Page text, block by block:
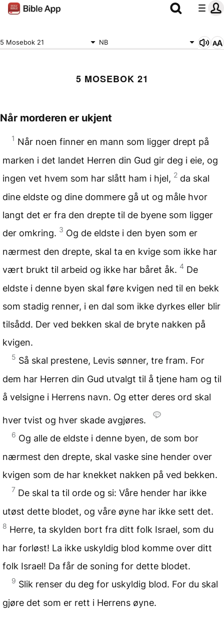
5 Mosebok 21 NB
5 MOSEBOK 21
Når morderen er ukjent
1 Når noen finner en mann som ligger drept på
marken i det landet Herren din Gud gir deg i eie, og
ingen vet hvem som har slått ham i hjel, 2 da skal
dine eldste og dine dommere gå ut og måle hvor
langt det er fra den drepte til de byene som ligger
der omkring. 3 Og de eldste i den byen som er
nærmest den drepte, skal ta en kvige som ikke har
vært brukt til arbeid og ikke har båret åk. 4 De
eldste i denne byen skal føre kvigen ned til en bekk
som stadig renner, i en dal som ikke dyrkes eller blir
tilsådd. Der ved bekken skal de bryte nakken på
kvigen.
5 Så skal prestene, Levis sønner, tre fram. For
dem har Herren din Gud utvalgt til å tjene ham og til
å velsigne i Herrens navn. Og etter deres ord skal
hver tvist og hver skade avgjøres.
6 Og alle de eldste i denne byen, de som bor
nærmest den drepte, skal vaske sine hender over
kvigen som de har knekket nakken på ved bekken.
7 De skal ta til orde og si: Våre hender har ikke
utøst dette blodet, og våre øyne har ikke sett det.
8 Herre, ta skylden bort fra ditt folk Israel, som du
har forløst! La ikke uskyldig blod komme over ditt
folk Israel! Da får de soning for dette blodet.
9 Slik renser du deg for uskyldig blod. For du skal
gjøre det som er rett i Herrens øyne.